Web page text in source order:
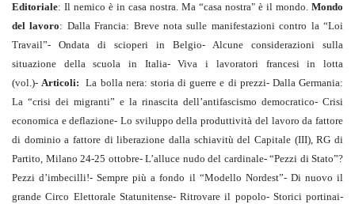
Editoriale: Il nemico è in casa nostra. Ma “casa nostra" è il mondo. Mondo
del lavoro: Dalla Francia: Breve nota sulle manifestazioni contro la “Loi
Travail”- Ondata di scioperi in Belgio- Alcune considerazioni sulla
situazione della scuola in Italia- Viva i lavoratori francesi in lotta
(vol.)-Articoli: La bolla nera: storia di guerre e di prezzi- Dalla Germania:
La “crisi dei migranti” e la rinascita dell’antifascismo democratico- Crisi
economica e deflazione- Lo sviluppo della produttività del lavoro da fattore
di dominio a fattore di liberazione dalla schiavitù del Capitale (III), RG di
Partito, Milano 24-25 ottobre- L’alluce nudo del cardinale- “Pezzi di Stato”?
Pezzi d’imbecilli!- Sempre più a fondo il “Modello Nordest”- Di nuovo il
grande Circo Elettorale Statunitense- Ritrovare il popolo- Storici portinai-